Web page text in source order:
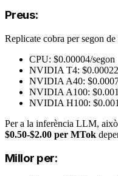
Preus:
Replicate cobra per segon
CPU: $0.00004/segon
NVIDIA T4:
NVIDIA A40:
NVIDIA A100:
NVIDIA H100:
Per a la inferència LLM,
$0.50-$2.00 per MTok
Millor per: